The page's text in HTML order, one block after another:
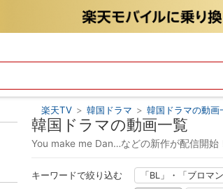
楽天TV > 韓国ドラマ > 韓国ドラマの動画
韓国ドラマの動画一覧
You make me Dan…などの新作が配信開始
キーワードで絞り込む 「BL」・「ブロマ